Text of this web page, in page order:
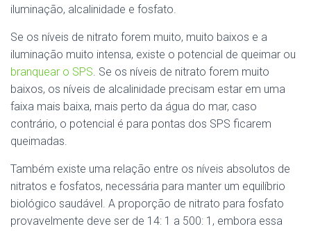
iluminação, alcalinidade e fosfato.
Se os níveis de nitrato forem muito, muito baixos e a
iluminação muito intensa, existe o potencial de queimar ou
branquear o SPS. Se os níveis de nitrato forem muito
baixos, os níveis de alcalinidade precisam estar em uma
faixa mais baixa, mais perto da água do mar, caso
contrário, o potencial é para pontas dos SPS ficarem
queimadas.
Também existe uma relação entre os níveis absolutos de
nitratos e fosfatos, necessária para manter um equilíbrio
biológico saudável. A proporção de nitrato para fosfato
provavelmente deve ser de 14: 1 a 500: 1, embora essa